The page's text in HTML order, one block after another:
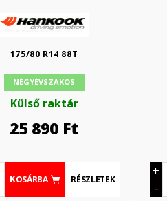
175/80 R14 88T
NÉGYÉVSZAKOS
Külső raktár
25 890 Ft
KOSÁRBA RÉSZLETEK
+
-